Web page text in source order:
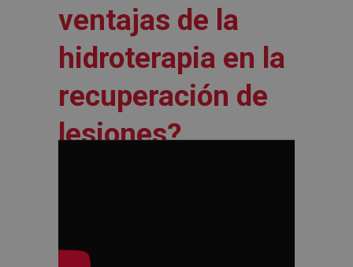
ventajas de la
hidroterapia en la
recuperación de
lesiones?